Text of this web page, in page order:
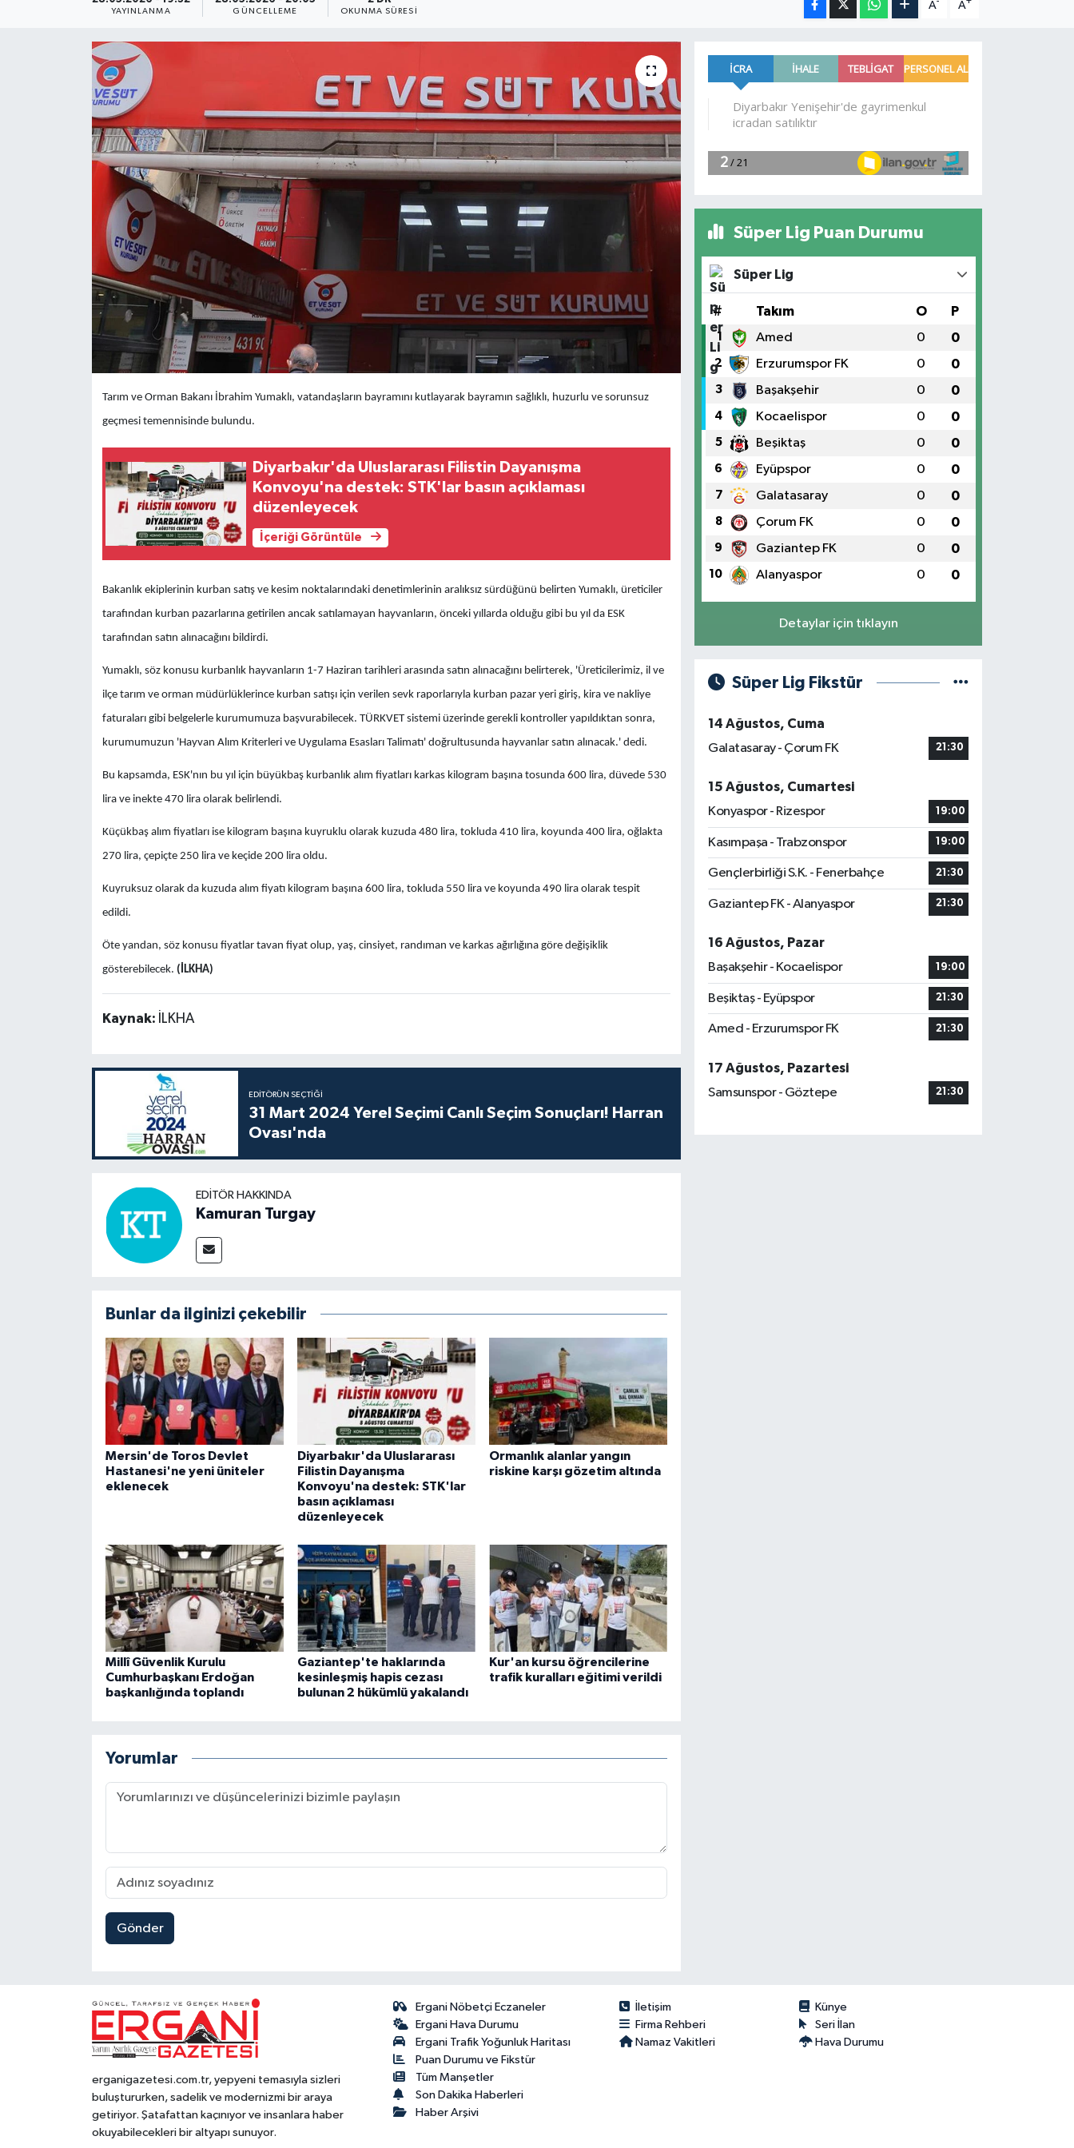
YAYINLANMA GÜNCELLEME OKUNMA SÜRESI
A A
Tarım ve Orman Bakanı İbrahim Yumaklı, vatandaşların bayramını kutlayarak bayramın sağlıklı, huzurlu ve sorunsuz
geçmesi temennisinde bulundu.
Diyarbakır'da Uluslararası Filistin Dayanışma
Konvoyu'na destek: STK'lar basın açıklaması
düzenleyecek
İçeriği Görüntüle
Bakanlık ekiplerinin kurban satış ve kesim noktalarındaki denetimlerinin aralıksız sürdüğünü belirten Yumaklı, üreticiler
tarafından kurban pazarlarına getirilen ancak satılamayan hayvanların, önceki yıllarda olduğu gibi bu yıl da ESK
tarafından satın alınacağını bildirdi.
Yumaklı, söz konusu kurbanlık hayvanların 1-7 Haziran tarihleri arasında satın alınacağını belirterek, 'Üreticilerimiz, il ve
ilçe tarım ve orman müdürlüklerince kurban satışı için verilen sevk raporlarıyla kurban pazar yeri giriş, kira ve nakliye
faturaları gibi belgelerle kurumumuza başvurabilecek. TÜRKVET sistemi üzerinde gerekli kontroller yapıldıktan sonra,
kurumumuzun 'Hayvan Alım Kriterleri ve Uygulama Esasları Talimatı' doğrultusunda hayvanlar satın alınacak.' dedi.
Bu kapsamda, ESK'nın bu yıl için büyükbaş kurbanlık alım fiyatları karkas kilogram başına tosunda 600 lira, düvede 530
lira ve inekte 470 lira olarak belirlendi.
Küçükbaş alım fiyatları ise kilogram başına kuyruklu olarak kuzuda 480 lira, tokluda 410 lira, koyunda 400 lira, oğlakta
270 lira, çepiçte 250 lira ve keçide 200 lira oldu.
Kuyruksuz olarak da kuzuda alım fiyatı kilogram başına 600 lira, tokluda 550 lira ve koyunda 490 lira olarak tespit
edildi.
Öte yandan, söz konusu fiyatlar tavan fiyat olup, yaş, cinsiyet, randıman ve karkas ağırlığına göre değişiklik
gösterebilecek. (İLKHA)
Kaynak: İLKHA
EDITÖRÜN SEÇTIĞI
31 Mart 2024 Yerel Seçimi Canlı Seçim Sonuçları! Harran
Ovası'nda
EDITÖR HAKKINDA
Kamuran Turgay
Bunlar da ilginizi çekebilir
Mersin'de Toros Devlet
Hastanesi'ne yeni üniteler
eklenecek
Diyarbakır'da Uluslararası
Filistin Dayanışma
Konvoyu'na destek: STK'lar
basın açıklaması
düzenleyecek
Ormanlık alanlar yangın
riskine karşı gözetim altında
Millî Güvenlik Kurulu
Cumhurbaşkanı Erdoğan
başkanlığında toplandı
Gaziantep'te haklarında
kesinleşmiş hapis cezası
bulunan 2 hükümlü yakalandı
Kur'an kursu öğrencilerine
trafik kuralları eğitimi verildi
Yorumlar
Gönder
Süper Lig Puan Durumu
Süper Lig
# Takım O P
1 Amed 0 0
2 Erzurumspor FK 0 0
3 Başakşehir 0 0
4 Kocaelispor 0 0
5 Beşiktaş 0 0
6 Eyüpspor 0 0
7 Galatasaray 0 0
8 Çorum FK 0 0
9 Gaziantep FK 0 0
10 Alanyaspor 0 0
Detaylar için tıklayın
Süper Lig Fikstür
14 Ağustos, Cuma
Galatasaray - Çorum FK
21:30
15 Ağustos, Cumartesi
Konyaspor - Rizespor
19:00
Kasımpaşa - Trabzonspor 19:00
Gençlerbirliği S.K. - Fenerbahçe 21:30
Gaziantep FK - Alanyaspor 21:30
16 Ağustos, Pazar
Başakşehir - Kocaelispor
19:00
Beşiktaş - Eyüpspor 21:30
Amed - Erzurumspor FK 21:30
17 Ağustos, Pazartesi
Samsunspor - Göztepe
21:30
erganigazetesi.com.tr, yepyeni temasıyla sizleri
buluştururken, sadelik ve modernizmi bir araya
getiriyor. Şatafattan kaçınıyor ve insanlara haber
okuyabilecekleri bir altyapı sunuyor.
Ergani Nöbetçi Eczaneler
Ergani Hava Durumu
Ergani Trafik Yoğunluk Haritası
Puan Durumu ve Fikstür
Tüm Manşetler
Son Dakika Haberleri
Haber Arşivi
İletişim
Künye
Firma Rehberi
Seri İlan
Namaz Vakitleri
Hava Durumu
Bi̇li̇m & Teknoloji̇